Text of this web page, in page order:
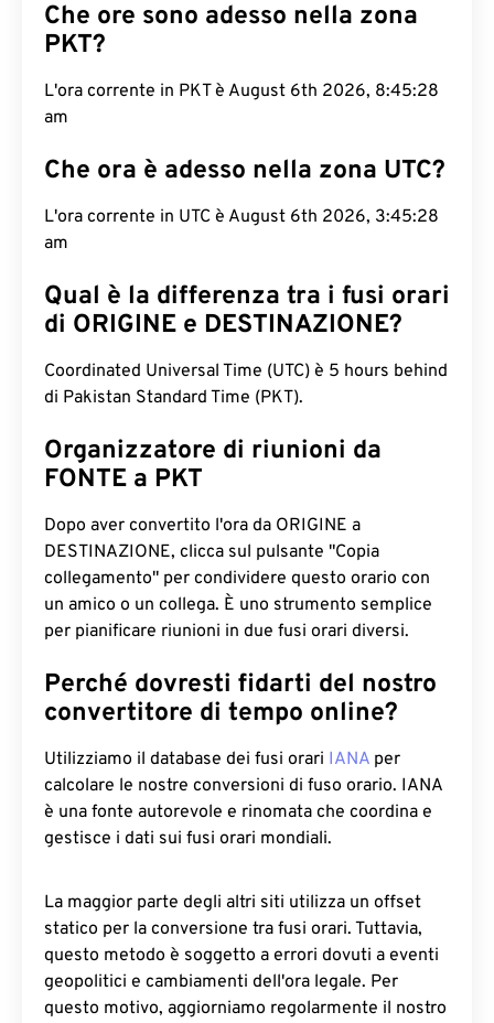
Che ore sono adesso nella zona
PKT?
L'ora corrente in PKT è August 6th 2026, 8:45:29
am
Che ora è adesso nella zona UTC?
L'ora corrente in UTC è August 6th 2026, 3:45:29
am
Qual è la differenza tra i fusi orari
di ORIGINE e DESTINAZIONE?
Coordinated Universal Time (UTC) è 5 hours behind
di Pakistan Standard Time (PKT).
Organizzatore di riunioni da
FONTE a PKT
Dopo aver convertito l'ora da ORIGINE a
DESTINAZIONE, clicca sul pulsante "Copia
collegamento" per condividere questo orario con
un amico o un collega. È uno strumento semplice
per pianificare riunioni in due fusi orari diversi.
Perché dovresti fidarti del nostro
convertitore di tempo online?
Utilizziamo il database dei fusi orari IANA per
calcolare le nostre conversioni di fuso orario. IANA
è una fonte autorevole e rinomata che coordina e
gestisce i dati sui fusi orari mondiali.
La maggior parte degli altri siti utilizza un offset
statico per la conversione tra fusi orari. Tuttavia,
questo metodo è soggetto a errori dovuti a eventi
geopolitici e cambiamenti dell'ora legale. Per
questo motivo, aggiorniamo regolarmente il nostro